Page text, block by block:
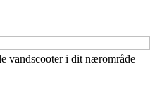
vandscooter i dit nærområde